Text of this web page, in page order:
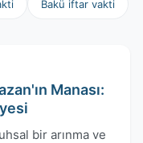
Bakü iftar vakti
Manası:
bir arınma ve